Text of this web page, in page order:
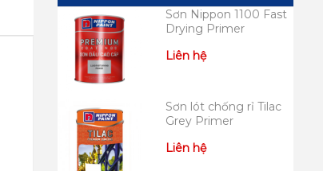
Sơn Nippon 1100 Fast
Drying Primer
Liên hệ
Sơn lót chống rỉ Tilac
Grey Primer
Liên hệ